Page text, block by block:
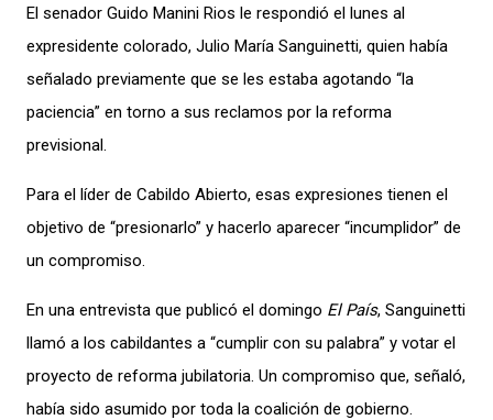
El senador Guido Manini Rios le respondió el lunes al
expresidente colorado, Julio María Sanguinetti, quien había
señalado previamente que se les estaba agotando “la
paciencia” en torno a sus reclamos por la reforma
previsional.
Para el líder de Cabildo Abierto, esas expresiones tienen el
objetivo de “presionarlo” y hacerlo aparecer “incumplidor” de
un compromiso.
En una entrevista que publicó el domingo El País, Sanguinetti
llamó a los cabildantes a “cumplir con su palabra” y votar el
proyecto de reforma jubilatoria. Un compromiso que, señaló,
había sido asumido por toda la coalición de gobierno.